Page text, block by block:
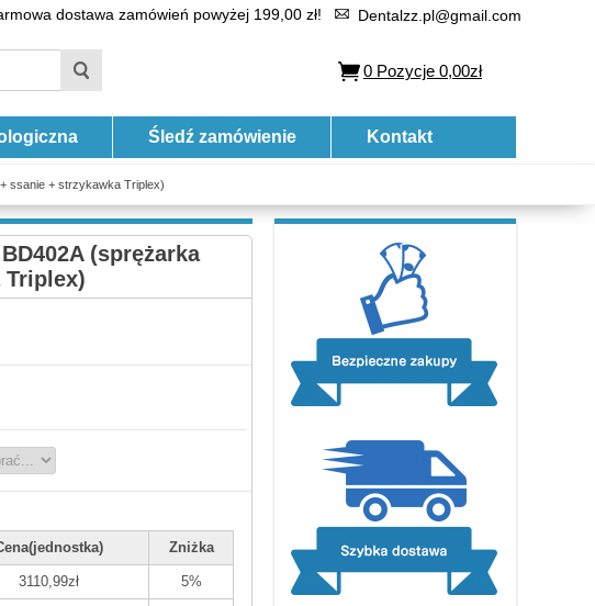
dostawa zamówień powyżej 199,00 zł! Dentalzz.pl@gmail.com
0 Pozycje 0,00zł
Śledź zamówienie Kontakt
ssanie + strzykawka Triplex)
(sprężarka
Triplex)
Zniżka
3110,99zł 5%